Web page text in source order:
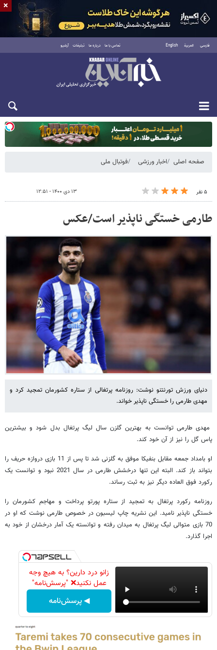
فارسی العربية English تماس با ما درباره ما تبلیغات آرشیو
یکشنبه ۱۸ مرداد ۱۴۰۵
صفحه اصلی اخبار ورزشی فوتبال ملی
۵ نفر ۱۳ دی ۱۴۰۰ - ۱۲:۵۱
طارمی خستگی ناپذیر است/عکس
دنیای ورزش تورنتنو نوشت: روزنامه پرتغالی از ستاره کشورمان تمجید کرد و
مهدی طارمی را خستگی ناپذیر خواند.
مهدی طارمی توانست به بهترین گلزن سال لیگ پرتغال بدل شود و بیشترین
پاس گل را نیز از آن خود کند.
او بامداد جمعه مقابل بنفیکا موفق به گلزنی شد تا پس از 11 بازی دروازه حریف را
بتواند باز کند. البته این تنها درخشش طارمی در سال 2021 نبود و توانست یک
رکورد فوق العاده دیگر نیز به ثبت رساند.
روزنامه رکورد پرتغال به تمجید از ستاره پورتو پرداخت و مهاجم کشورمان را
خستگی ناپذیر نامید. این نشریه چاپ لیسبون در خصوص طارمی نوشت که او در
70 بازی متوالی لیگ پرتغال به میدان رفته و توانسته یک آمار درخشان از خود به
اجرا گذارد.
زانو درد دارین؟ به هیچ وجه
عمل نکنید❌ "پرسش‌نامه"
◀ پرسش‌نامه
×